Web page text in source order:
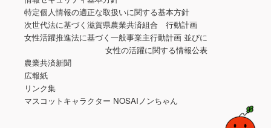
特定個人情報の適正な取扱いに関する基本方針
次世代法に基づく滋賀県農業共済組合 行動計画
女性活躍推進法に基づく一般事業主行動計画 並びに
女性の活躍に関する情報公表
農業共済新聞
広報紙
リンク集
マスコットキャラクター NOSAIノンちゃん